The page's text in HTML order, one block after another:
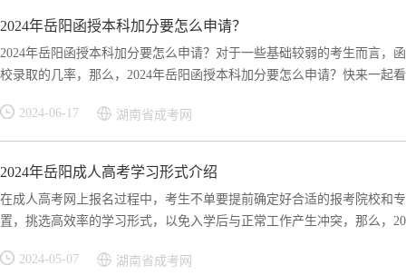
2024年岳阳函授本科加分要怎么申请？
2024年岳阳函授本科加分要怎么申请？对于一些基础较弱的考生而言
校录取的几率，那么，2024年岳阳函授本科加分要怎么申请？快来一起
2024-06-17 湖南省成考网
2024年岳阳成人高考学习形式介绍
在成人高考网上报名过程中，考生不单要提前确定好合适的报考院校和
置，挑选高效率的学习形式，以免入学后与正常工作产生冲突，那么，
2024-05-07 湖南省成考网